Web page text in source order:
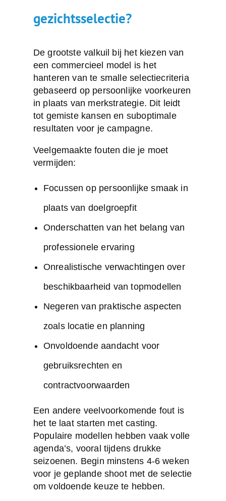
gezichtsselectie?
De grootste valkuil bij het kiezen van
een commercieel model is het
hanteren vante smalle selectiecriteria
gebaseerd op persoonlijke voorkeuren
in plaats van merkstrategie. Dit leidt
tot gemiste kansen en suboptimale
resultaten voor je campagne.
Veelgemaakte fouten die je moet
vermijden:
Focussen op persoonlijke smaak in
plaats van doelgroepfit
Onderschatten van het belang van
professionele ervaring
Onrealistische verwachtingen over
beschikbaarheid van topmodellen
Negeren van praktische aspecten
zoals locatie en planning
Onvoldoende aandacht voor
gebruiksrechten en
contractvoorwaarden
Een andere veelvoorkomende fout is
het te laat starten met casting.
Populaire modellen hebben vaak volle
agenda’s, vooral tijdens drukke
seizoenen. Begin minstens 4-6 weken
voor je geplande shoot met de selectie
om voldoende keuze te hebben.